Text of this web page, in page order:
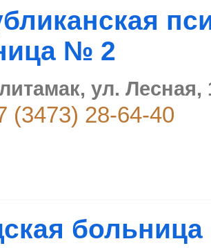
№ 2
ул. Лесная,
(3473) 28-64-40